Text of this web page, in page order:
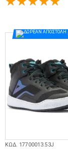
ΚΩΔ. 17700013.53J